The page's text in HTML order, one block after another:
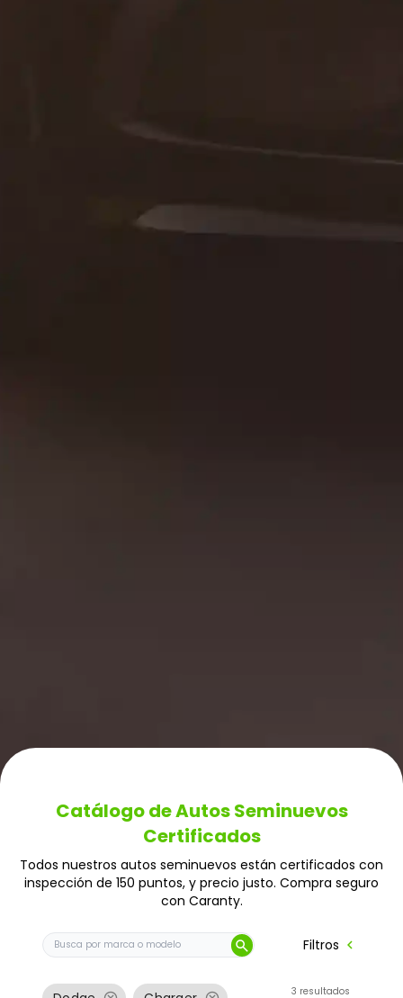
Catálogo de Autos Seminuevos
Certificados
Todos nuestros autos seminuevos están certificados con
inspección de 150 puntos, y precio justo. Compra seguro
con Caranty.
Buscar auto por marca o modelo
search Filtros chevron_left
3 resultados